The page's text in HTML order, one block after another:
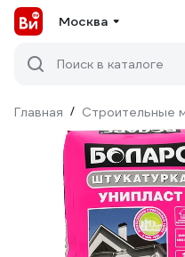
Москва
Поиск в каталоге
Главная / Строительные